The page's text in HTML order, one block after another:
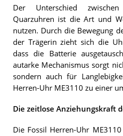
Der Unterschied
Quarzuhren ist die Art und
nutzen. Durch die Bewegung
der Trägerin zieht sich die
dass die Batterie
autarke Mechanismus sorgt
sondern auch für
Herren-Uhr ME3110 zu einer
Die zeitlose Anziehungskraft
Die Fossil Herren-Uhr